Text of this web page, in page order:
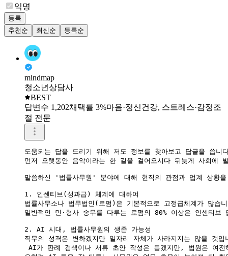
익명
등록
추천순
최신순 등록순
mindmap
청소년상담사
BEST
답변수 1,202채택률 3%마음·정신건강, 스트레스·감정조
절 전문
도움되는 답을 드리기 위해 저도 정보를 찾아보고 답글을 씁니
먼저 오랫동안 음악이라는 한 길을 걸어오시다 뒤늦게 사회에
말씀하신 '법률사무원' 분야에 대해 현직의 관점과 업계 상황
1. 인센티브(성과급) 체계에 대하여
법률사무소나 법무법인(로펌)은 기본적으로 고정급체계가 많습
일반적인 민·형사 송무를 다루는 로펌의 80% 이상은 인센티브
2. AI 시대, 법률사무원의 생존 가능성
직무의 성격은 변하겠지만 일자리 자체가 사라지지는 않을 것입
AI가 판례 검색이나 서류 초안 작성은 돕겠지만, 법원은 여